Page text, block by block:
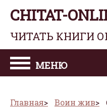
CHITAT-
ЧИТАТЬ КНИГИ
МЕНЮ
Главная Воин жив